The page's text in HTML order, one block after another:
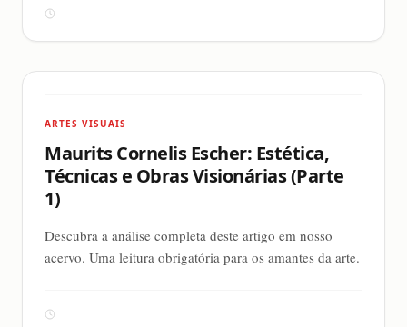
ARTES VISUAIS
Maurits Cornelis Escher: Estética,
Técnicas e Obras Visionárias (Parte
1)
Descubra a análise completa deste artigo em nosso
acervo. Uma leitura obrigatória para os amantes da arte.